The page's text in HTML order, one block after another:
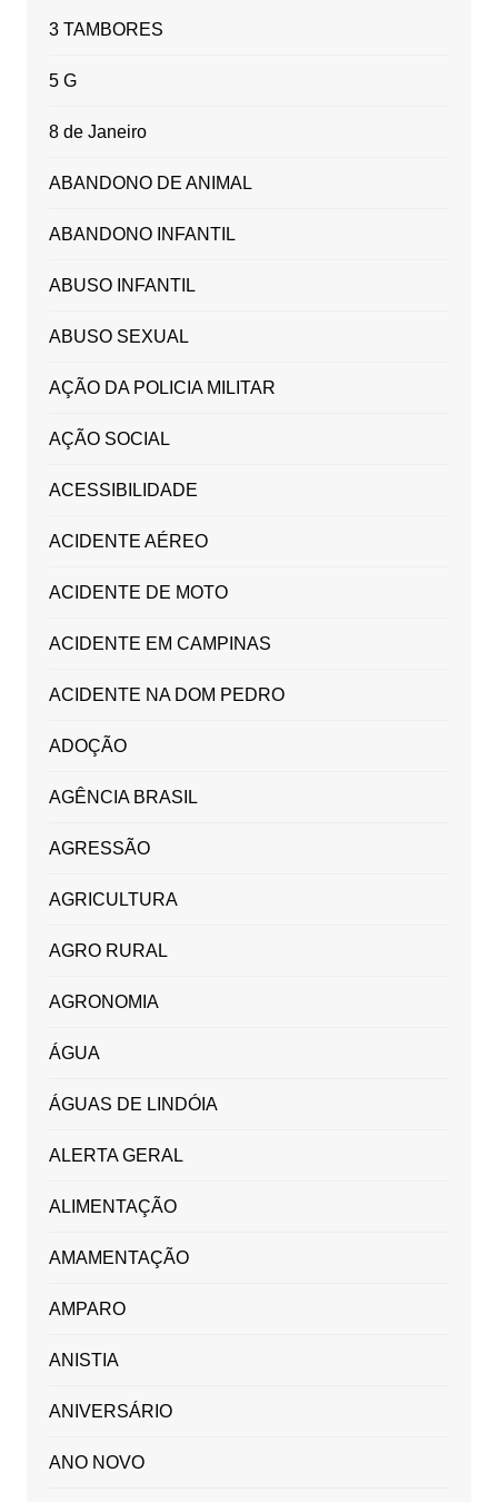
3 TAMBORES
5 G
8 de Janeiro
ABANDONO DE ANIMAL
ABANDONO INFANTIL
ABUSO INFANTIL
ABUSO SEXUAL
AÇÃO DA POLICIA MILITAR
AÇÃO SOCIAL
ACESSIBILIDADE
ACIDENTE AÉREO
ACIDENTE DE MOTO
ACIDENTE EM CAMPINAS
ACIDENTE NA DOM PEDRO
ADOÇÃO
AGÊNCIA BRASIL
AGRESSÃO
AGRICULTURA
AGRO RURAL
AGRONOMIA
ÁGUA
ÁGUAS DE LINDÓIA
ALERTA GERAL
ALIMENTAÇÃO
AMAMENTAÇÃO
AMPARO
ANISTIA
ANIVERSÁRIO
ANO NOVO